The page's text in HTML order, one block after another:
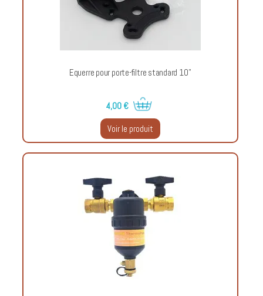
Equerre pour porte-filtre standard 10''
4,00 €
Voir le produit